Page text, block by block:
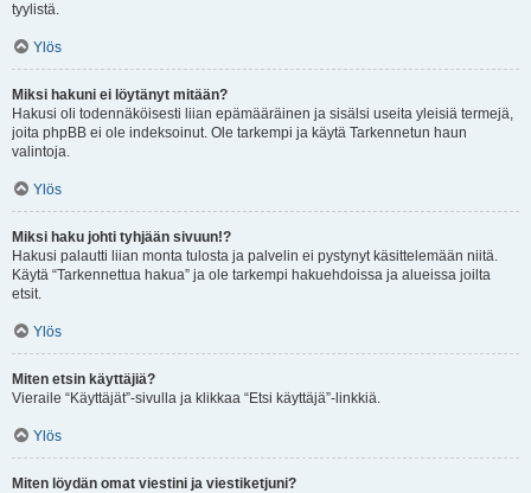
tyylistä.
Ylös
Miksi hakuni ei löytänyt mitään?
Hakusi oli todennäköisesti liian epämääräinen ja sisälsi useita yleisiä termejä,
joita phpBB ei ole indeksoinut. Ole tarkempi ja käytä Tarkennetun haun
valintoja.
Ylös
Miksi haku johti tyhjään sivuun!?
Hakusi palautti liian monta tulosta ja palvelin ei pystynyt käsittelemään niitä.
Käytä “Tarkennettua hakua” ja ole tarkempi hakuehdoissa ja alueissa joilta
etsit.
Ylös
Miten etsin käyttäjiä?
Vieraile “Käyttäjät”-sivulla ja klikkaa “Etsi käyttäjä”-linkkiä.
Ylös
Miten löydän omat viestini ja viestiketjuni?